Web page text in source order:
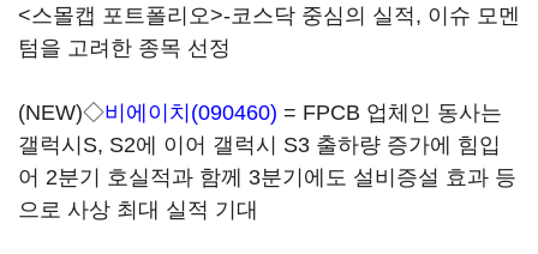
<스몰캡 포트폴리오>-코스닥 중심의 실적, 이슈 모멘
텀을 고려한 종목 선정
(NEW)◇비에이치(090460) = FPCB 업체인 동사는
갤럭시S, S2에 이어 갤럭시 S3 출하량 증가에 힘입
어 2분기 호실적과 함께 3분기에도 설비증설 효과 등
으로 사상 최대 실적 기대